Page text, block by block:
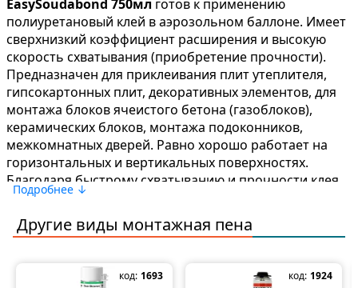
EasySoudabond 750мл готов к применению
полиуретановый клей в аэрозольном баллоне. Имеет
сверхнизкий коэффициент расширения и высокую
скорость схватывания (приобретение прочности).
Предназначен для приклеивания плит утеплителя,
гипсокартонных плит, декоративных элементов, для
монтажа блоков ячеистого бетона (газоблоков),
керамических блоков, монтажа подоконников,
межкомнатных дверей. Равно хорошо работает на
горизонтальных и вертикальных поверхностях.
Благодаря быстрому схватыванию и прочности клея
не требует длительной фиксации, даже в таких
сложных случаях, как приклеивание декоративных
элементов и плит к поверхностям с отрицательным
Отличная клеевая способность клея-пены позволяет
Подробнее ↓
Другие виды монтажная пена
код: 1693 код: 1924